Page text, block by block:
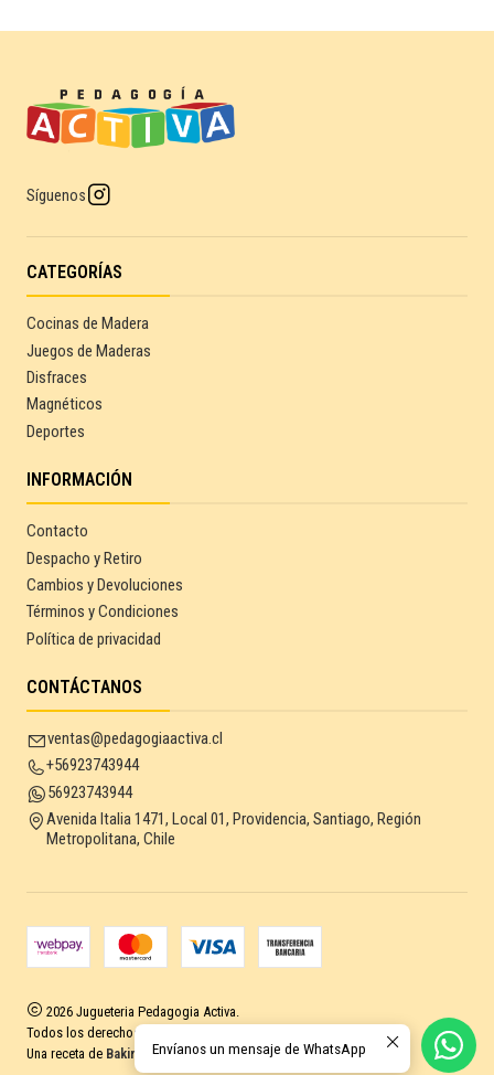
Síguenos
CATEGORÍAS
Cocinas de Madera
Juegos de Maderas
Disfraces
Magnéticos
Deportes
INFORMACIÓN
Contacto
Despacho y Retiro
Cambios y Devoluciones
Términos y Condiciones
Política de privacidad
CONTÁCTANOS
ventas@pedagogiaactiva.cl
+56923743944
56923743944
Avenida Italia 1471, Local 01, Providencia, Santiago, Región
Metropolitana, Chile
2026 Jugueteria Pedagogia Activa.
Todos los derechos reservados.
Una receta de Baking Sales.Envíanos un mensaje de WhatsApp